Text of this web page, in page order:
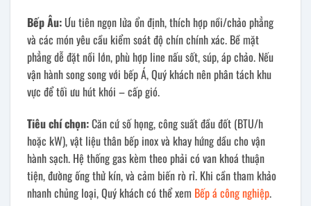
Bếp Âu: Ưu tiên ngọn lửa ổn định, thích hợp nồi/chảo phẳng
và các món yêu cầu kiểm soát độ chín chính xác. Bề mặt
phẳng dễ đặt nồi lớn, phù hợp line nấu sốt, súp, áp chảo. Nếu
vận hành song song với bếp Á, Quý khách nên phân tách khu
vực để tối ưu hút khói – cấp gió.
Tiêu chí chọn:Căn cứ số họng, công suất đầu đốt (BTU/h
hoặc kW), vật liệu thân bếp inox và khay hứng dầu cho vận
hành sạch. Hệ thống gas kèm theo phải có van khoá thuận
tiện, đường ống thử kín, và cảm biến rò rỉ. Khi cần tham khảo
nhanh chủng loại, Quý khách có thể xem Bếp á công nghiệp.